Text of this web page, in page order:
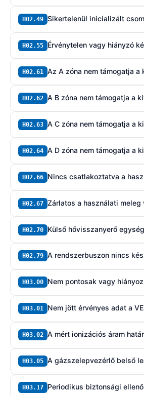
H02.49 Sikertelenül inicializált
H02.55 Érvénytelen vagy hiányzó
H02.61 Az A zóna nem támogatja
H02.62 A B zóna nem támogatja a
H02.63 A C zóna nem támogatja a
H02.64 A D zóna nem támogatja a
H02.66 Nincs csatlakoztatva a
H02.67 Zárlatos a használati
H02.70 Külső hővisszanyerő
H02.79 A rendszerbuszon nincs
H03.00 Nem pontosak vagy
H03.01 Nem jött érvényes adat a
H03.02 A mért ionizációs áram
H03.05 A gázszelepvezérlő belső
H03.17 Periodikus biztonsági